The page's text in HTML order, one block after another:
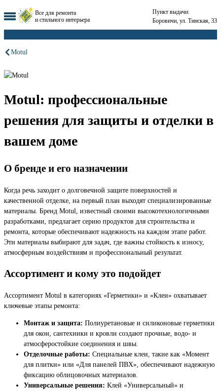
Все для ремонта
и стильного интерьера
Пункт выдачи:
Боровичи, ул. Тинская, 33
Motul
Motul: профессиональные
решения для защиты и отделки в
вашем доме
О бренде и его назначении
Когда речь заходит о долговечной защите поверхностей и
качественной отделке, на первый план выходят специализированные
материалы. Бренд Motul, известный своими высокотехнологичными
разработками, предлагает серию продуктов для строительства и
ремонта, которые обеспечивают надежность на каждом этапе работ.
Эти материалы выбирают для задач, где важны стойкость к износу,
атмосферным воздействиям и профессиональный результат.
Ассортимент и кому это подойдет
Ассортимент Motul в категориях «Герметики» и «Клеи» охватывает
ключевые этапы ремонта:
Монтаж и защита: Полиуретановые и силиконовые герметики
для окон, сантехники и кровли создают прочные, водо- и
атмосферостойкие соединения и швы.
Отделочные работы: Специальные клеи, такие как «Момент
для плитки» или «Для панелей ПВХ», обеспечивают надежную
фиксацию облицовочных материалов.
Универсальные решения: Клей «Универсальный» и